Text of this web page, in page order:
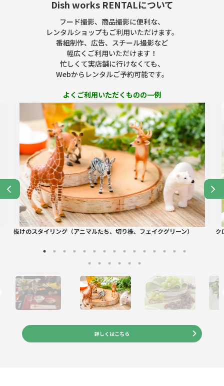
Dish works RENTALについて
フード撮影、商品撮影に便利な、
レンタルショップもご利用いただけます。
番組制作、広告、スチール撮影など
幅広くご利用いただけます！
忙しくて実店舗に行けなくても、
Webからレンタルご予約可能です。
よくご利用いただくものの一例
抜けのスタイリング（アニマルたち、切り株、フェイクグリーン） ク
詳しくはこちら